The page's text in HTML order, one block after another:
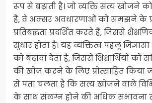
रूप से बढ़ाती है। जो व्यक्ति सत्य खोजने
हैं, वे अक्सर अवधारणाओं को समझने के
प्रतिबद्धता प्रदर्शित करते हैं, जिससे
सुधार होता है। यह व्यक्तित्व पहलू
को बढ़ावा देता है, जिससे शिक्षार्थियों को
की खोज करने के लिए प्रोत्साहित किया
से पता चलता है कि सत्य खोजने वाले
के साथ संलग्न होने की अधिक संभावना